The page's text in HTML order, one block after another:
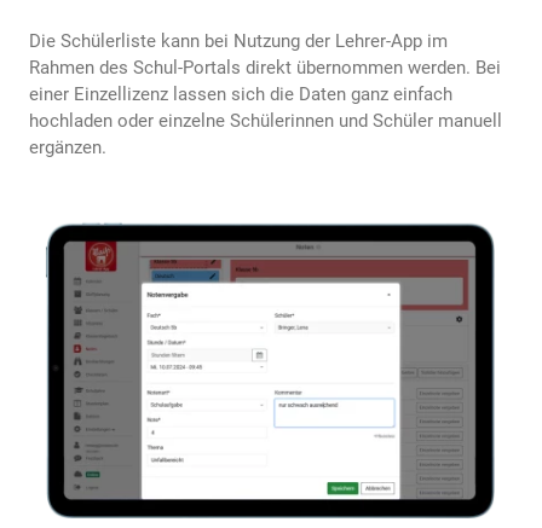
Die Schülerliste kann bei Nutzung der Lehrer-App im
Rahmen des Schul-Portals direkt übernommen werden. Bei
einer Einzellizenz lassen sich die Daten ganz einfach
hochladen oder einzelne Schülerinnen und Schüler manuell
ergänzen.